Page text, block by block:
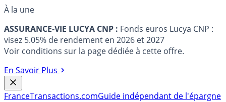
À la une
ASSURANCE-VIE LUCYA CNP : Fonds euros Lucya CNP :
visez 5.05% de rendement en 2026 et 2027
Voir conditions sur la page dédiée à cette offre.
En Savoir Plus
FranceTransactions.comGuide indépendant de l'épargne